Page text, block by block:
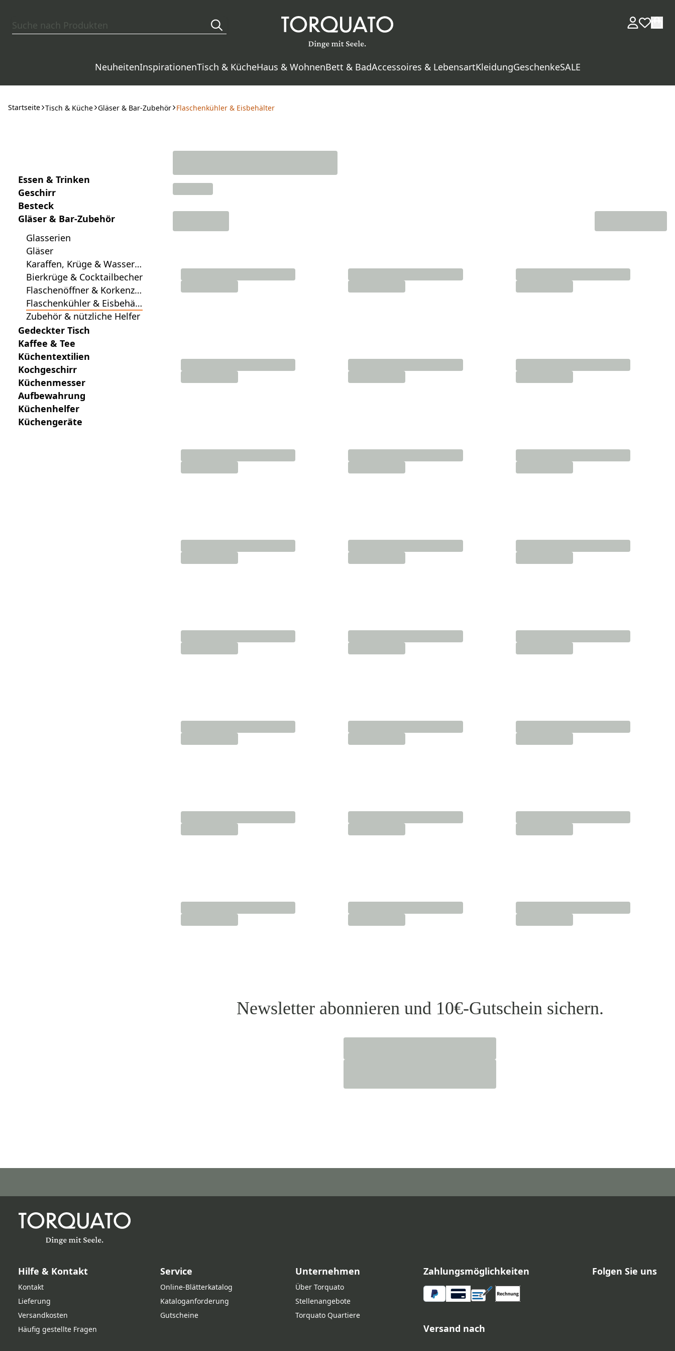
NeuheitenInspirationenTisch & KücheHaus & WohnenBett & BadAccessoires & LebensartKleidungGeschenkeSALE
Startseite Tisch & Küche Gläser & Bar-Zubehör Flaschenkühler & Eisbehälter
Essen & Trinken
Geschirr
Besteck
Gläser & Bar-Zubehör
Glasserien
Gläser
Karaffen, Krüge & Wasserfl
aschen
Bierkrüge & Cocktailbecher
Flaschenöffner & Korkenzie
her
Flaschenkühler & Eisbehält
er
Zubehör & nützliche Helfer
Gedeckter Tisch
Kaffee & Tee
Küchentextilien
Kochgeschirr
Küchenmesser
Aufbewahrung
Küchenhelfer
Küchengeräte
Newsletter abonnieren und 10€-Gutschein sichern.
Hilfe & Kontakt
Kontakt
Lieferung
Versandkosten
Häufig gestellte Fragen
Service
Online‑Blätterkatalog
Kataloganforderung
Gutscheine
Unternehmen
Über Torquato
Stellenangebote
Torquato Quartiere
Zahlungsmöglichkeiten
Versand nach
Folgen Sie uns